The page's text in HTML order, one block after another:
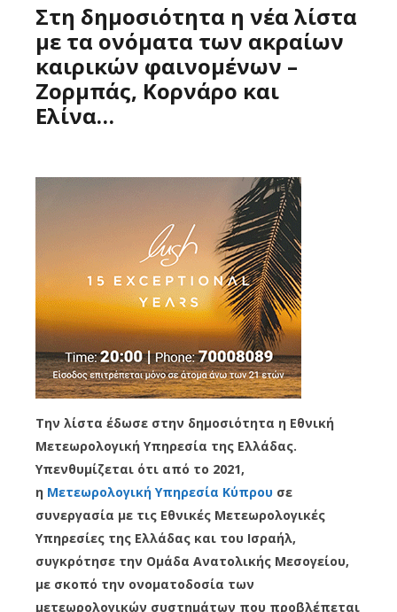
Στη δημοσιότητα η νέα λίστα
με τα ονόματα των ακραίων
καιρικών φαινομένων –
Ζορμπάς, Κορνάρο και
Ελίνα…
Την λίστα έδωσε στην δημοσιότητα η Εθνική
Μετεωρολογική Υπηρεσία της Ελλάδας.
Υπενθυμίζεται ότι από τo 2021,
η Μετεωρολογική Υπηρεσία Κύπρου σε
συνεργασία με τις Εθνικές Μετεωρολογικές
Υπηρεσίες της Ελλάδας και του Ισραήλ,
συγκρότησε την Ομάδα Ανατολικής Μεσογείου,
με σκοπό την ονοματοδοσία των
μετεωρολογικών συστημάτων που προβλέπεται